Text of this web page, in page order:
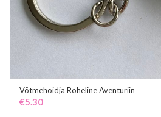
ADD TO CART
Võtmehoidja Roheline Aventuriin
€5.30